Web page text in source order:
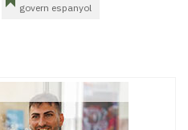
govern espanyol